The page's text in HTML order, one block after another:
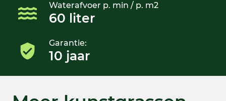
Waterafvoer p. min / p. m2
60 liter
Garantie:
10 jaar